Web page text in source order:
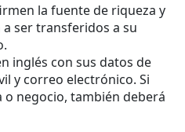
la fuente de riqueza y
ser transferidos a su
inglés con sus datos de
y correo electrónico. Si
o negocio, también deberá